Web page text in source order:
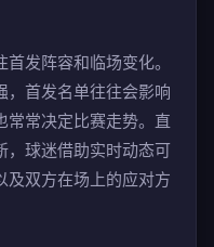
发阵容和临场变化。
，首发名单往往会影响
常常决定比赛走势。直
，球迷借助实时动态可
及双方在场上的应对方